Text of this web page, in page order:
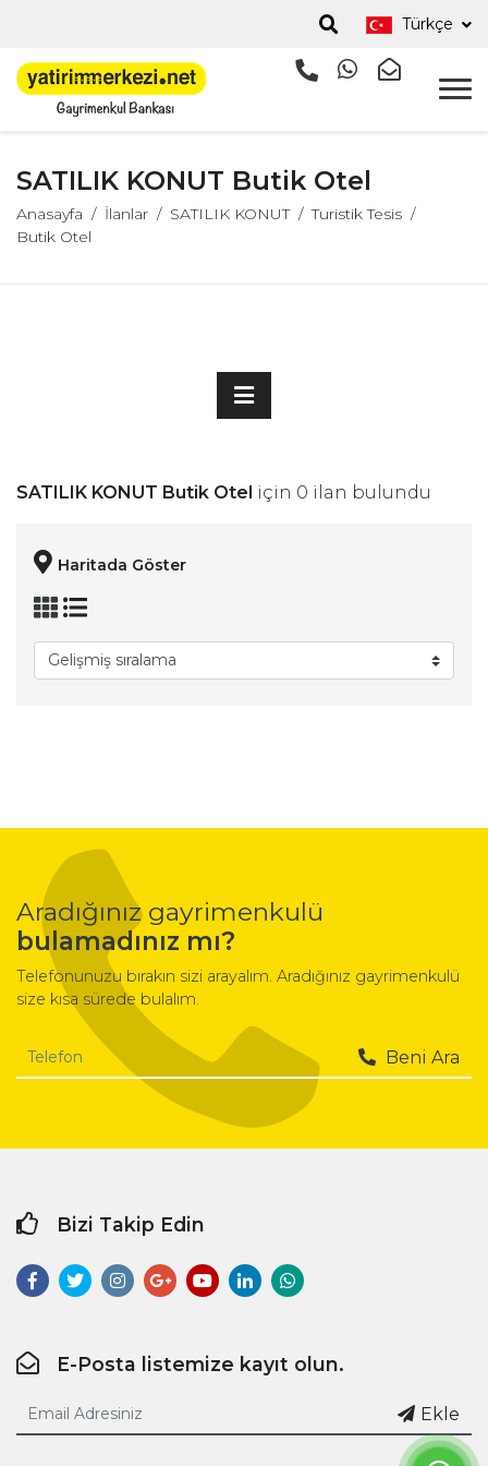
Türkçe
SATILIK KONUT Butik Otel
Anasayfa İlanlar SATILIK KONUT
Turistik Tesis
Butik Otel
SATILIK KONUT Butik Otel için 0 ilan bulundu
Haritada Göster
Aradığınız gayrimenkulü
bulamadınız mı?
Telefonunuzu bırakın sizi arayalım. Aradığınız gayrimenkulü
size kısa sürede bulalım.
Beni Ara
Bizi Takip Edin
E-Posta listemize kayıt olun.
Ekle